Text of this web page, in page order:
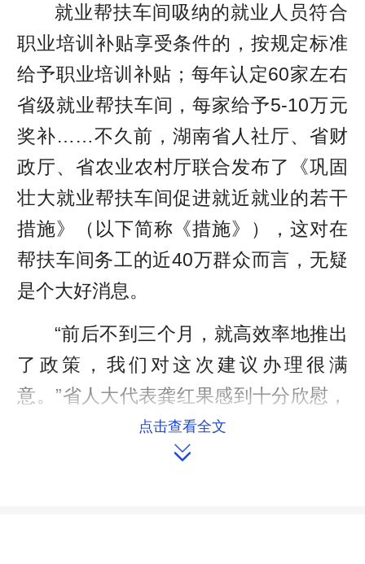
就业帮扶车间吸纳的就业人员符合
职业培训补贴享受条件的，按规定标准
给予职业培训补贴；每年认定60家左右
省级就业帮扶车间，每家给予5-10万元
奖补……不久前，湖南省人社厅、省财
政厅、省农业农村厅联合发布了《巩固
壮大就业帮扶车间促进就近就业的若干
措施》（以下简称《措施》），这对在
帮扶车间务工的近40万群众而言，无疑
是个大好消息。
“前后不到三个月，就高效率地推出
了政策，我们对这次建议办理很满
意。”省人大代表龚红果感到十分欣慰，
这意味着邵阳代表团提出的建议被办理
点击查看全文
